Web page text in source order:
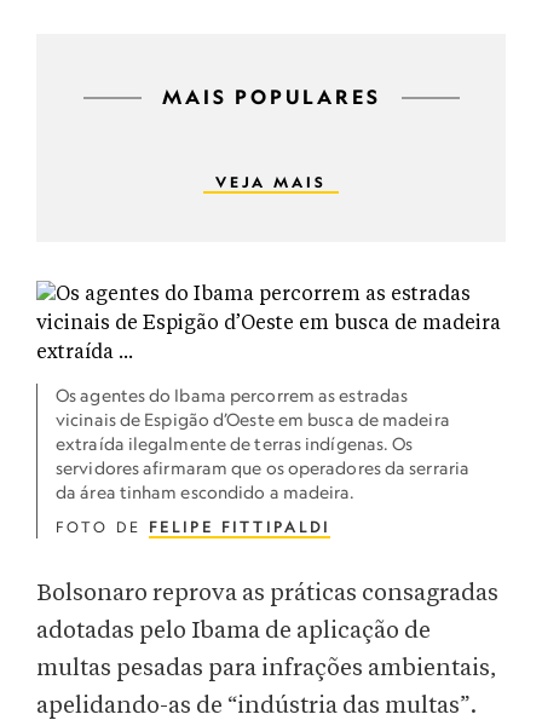
MAIS POPULARES
VEJA MAIS
Os agentes do Ibama percorrem as estradas
vicinais de Espigão d’Oeste em busca de madeira
extraída ilegalmente de terras indígenas. Os
servidores afirmaram que os operadores da serraria
da área tinham escondido a madeira.
FOTO DE FELIPE FITTIPALDI
Bolsonaro reprova as práticas consagradas
adotadas pelo Ibama de aplicação de
multas pesadas para infrações ambientais,
apelidando-as de “indústria das multas”.